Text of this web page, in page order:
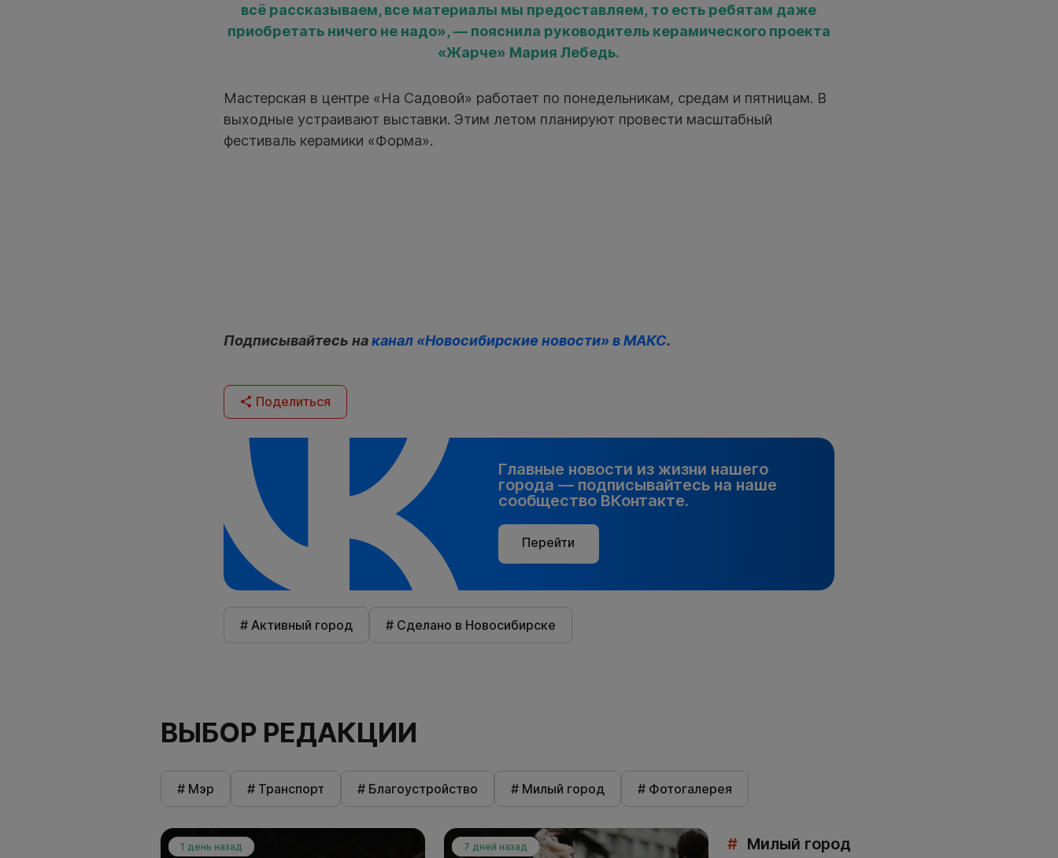
всё рассказываем, все материалы мы предоставляем, то есть ребятам даже
приобретать ничего не надо», — пояснила руководитель керамического проекта
«Жарче» Мария Лебедь.
Мастерская в центре «На Садовой» работает по понедельникам, средам и пятницам. В
выходные устраивают выставки. Этим летом планируют провести масштабный
фестиваль керамики «Форма».
Подписывайтесь наканал «Новосибирские новости» в МАКС.
Поделиться
Главные новости из жизни нашего
города — подписывайтесь на наше
сообщество ВКонтакте.
Перейти
# Активный город # Сделано в Новосибирске
ВЫБОР РЕДАКЦИИ
# Мэр # Транспорт # Благоустройство # Милый город # Фотогалерея
1 день назад 7 дней назад # Милый город